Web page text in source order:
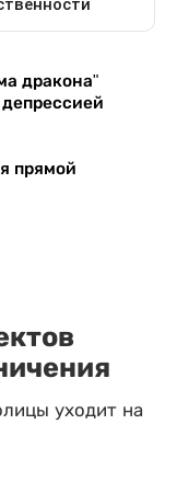
дракона"
прямой
уходит на